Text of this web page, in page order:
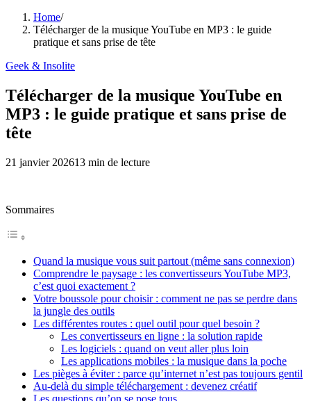
Home/
Télécharger de la musique YouTube en MP3 : le guide
pratique et sans prise de tête
Geek & Insolite
Télécharger de la musique YouTube en
MP3 : le guide pratique et sans prise de
tête
21 janvier 202613 min de lecture
Sommaires
Quand la musique vous suit partout (même sans connexion)
Comprendre le paysage : les convertisseurs YouTube MP3,
c’est quoi exactement ?
Votre boussole pour choisir : comment ne pas se perdre dans
la jungle des outils
Les différentes routes : quel outil pour quel besoin ?
Les convertisseurs en ligne : la solution rapide
Les logiciels : quand on veut aller plus loin
Les applications mobiles : la musique dans la poche
Les pièges à éviter : parce qu’internet n’est pas toujours gentil
Au-delà du simple téléchargement : devenez créatif
Les questions qu’on se pose tous